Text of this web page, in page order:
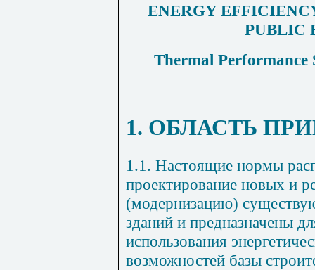
ENERGY
PUBLIC
Thermal
1. ОБЛАСТЬ
1.1. Настоящие нормы
проектирование новых и
(модернизацию)
зданий и предназначены
использования
возможностей базы